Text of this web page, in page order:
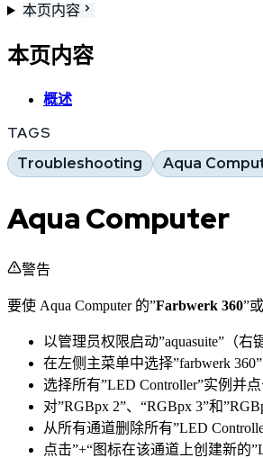
本页内容
本页内容
概述
TAGS
Troubleshooting Aqua
Aqua Computer
警告
要使 Aqua Computer 的”Farbwerk 360”
以管理员权限启动”aquasuite”（右
在左侧主菜单中选择”farbwerk
选择所有”LED Controller”实例并
对”RGBpx 2”、“RGBpx 3”和
从所有通道删除所有”LED
点击”+“图标在该通道上创建新的